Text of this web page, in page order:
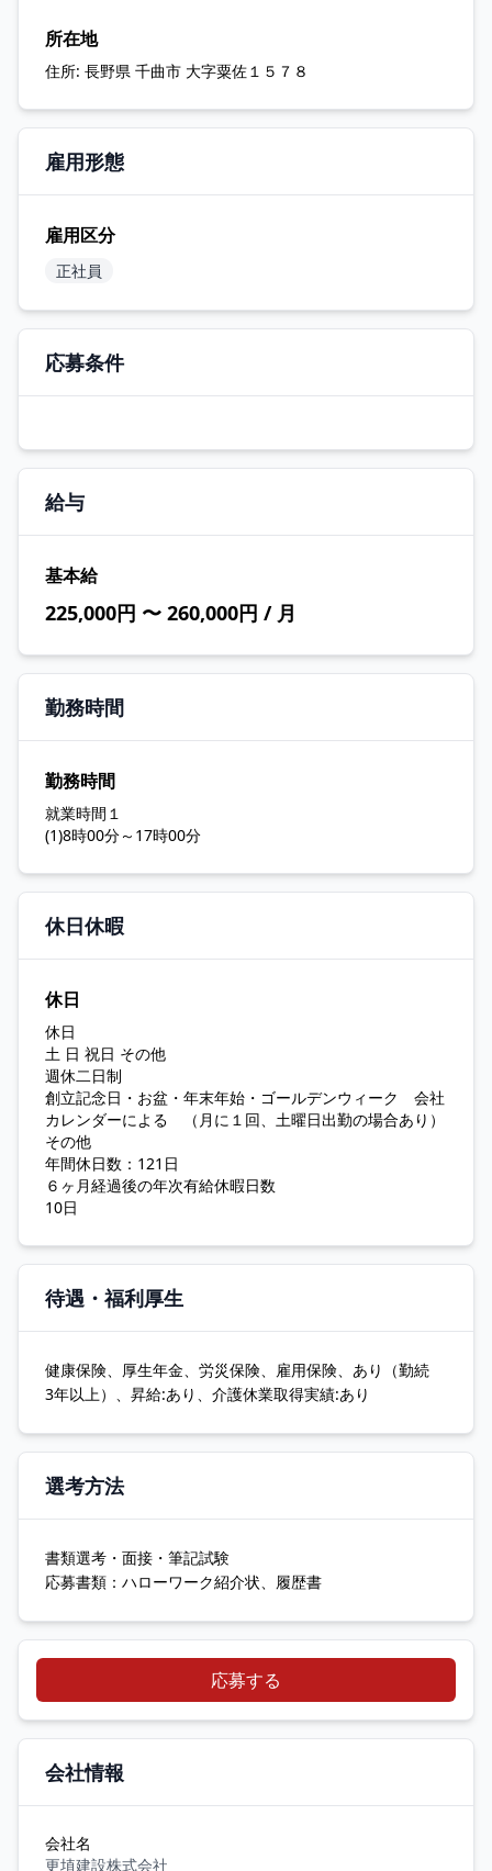
所在地
住所: 長野県 千曲市 大字粟佐１５７８
雇用形態
雇用区分
正社員
応募条件
給与
基本給
225,000円 〜 260,000円 / 月
勤務時間
勤務時間
就業時間１
(1)8時00分～17時00分
休日休暇
休日
休日
土 日 祝日 その他
週休二日制
創立記念日・お盆・年末年始・ゴールデンウィーク 会社
カレンダーによる （月に１回、土曜日出勤の場合あり）
その他
年間休日数：121日
６ヶ月経過後の年次有給休暇日数
10日
待遇・福利厚生
健康保険、厚生年金、労災保険、雇用保険、あり（勤続
3年以上）、昇給:あり、介護休業取得実績:あり
選考方法
書類選考・面接・筆記試験
応募書類：ハローワーク紹介状、履歴書
応募する
会社情報
会社名
更埴建設株式会社